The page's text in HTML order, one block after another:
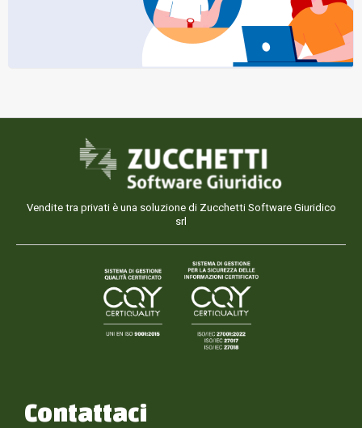
Vendite tra privati è una soluzione di Zucchetti Software Giuridico
srl
Contattaci